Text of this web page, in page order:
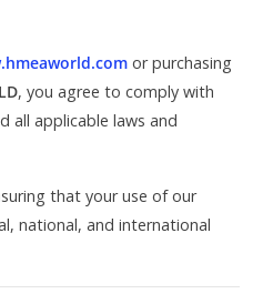
or purchasing
, you agree to comply with
all applicable laws and
that your use of our
national, and international